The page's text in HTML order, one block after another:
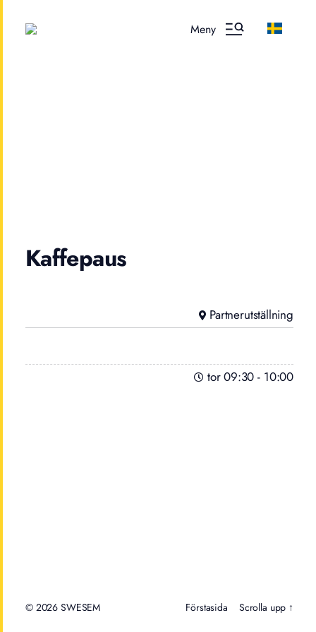
Meny
Kaffepaus
Partnerutställning
tor 09:30 - 10:00
© 2026 Förstasida Scrolla upp ↑